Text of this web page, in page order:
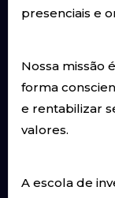
presenciais e
Nossa missão
forma
e rentabilizar
valores.
A escola de